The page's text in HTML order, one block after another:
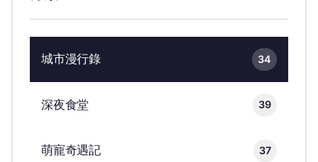
城市漫行錄 34
深夜食堂 39
萌寵奇遇記 37